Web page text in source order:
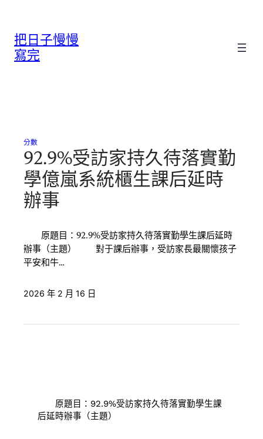
把日子慢慢
寫完
分數
92.9%受訪家持久待落實勤
學億嵐系統櫃生課后延時
辦事
原題目：92.9%受訪家持久待落實勤學生課后延時
辦事（主題） 對于課后辦事，受訪家長最關懷孩子
平安和牛…
2026 年 2 月 16 日
原題目：92.9%受訪家持久待落實勤學生課
后延時辦事（主題）